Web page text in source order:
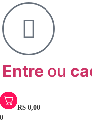
Entre ou
0
R$ 0,00